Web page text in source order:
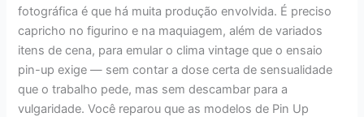
fotográfica é que há muita produção envolvida. É preciso
capricho no figurino e na maquiagem, além de variados
itens de cena, para emular o clima vintage que o ensaio
pin-up exige — sem contar a dose certa de sensualidade
que o trabalho pede, mas sem descambar para a
vulgaridade. Você reparou que as modelos de Pin Up